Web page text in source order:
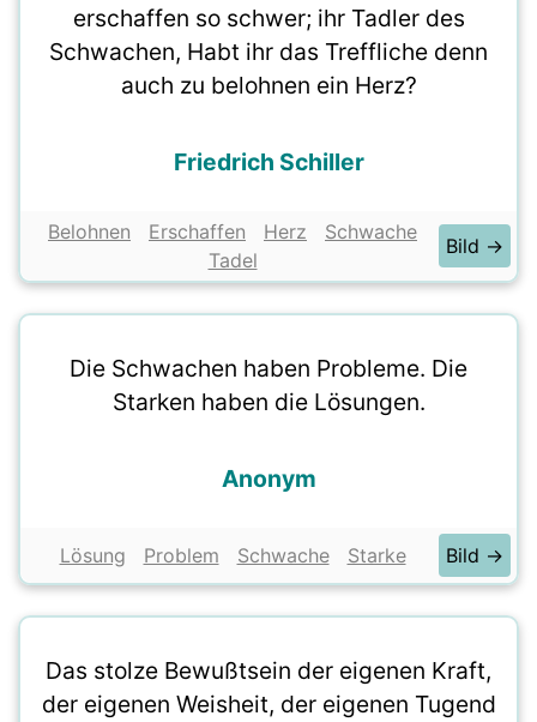
erschaffen so schwer; ihr Tadler des
Schwachen, Habt ihr das Treffliche denn
auch zu belohnen ein Herz?
Friedrich Schiller
Belohnen Erschaffen Herz
Schwache
Tadel
Bild →
Die Schwachen haben Probleme. Die
Starken haben die Lösungen.
Anonym
Lösung Problem Schwache Starke Bild →
Das stolze Bewußtsein der eigenen Kraft,
der eigenen Weisheit, der eigenen Tugend